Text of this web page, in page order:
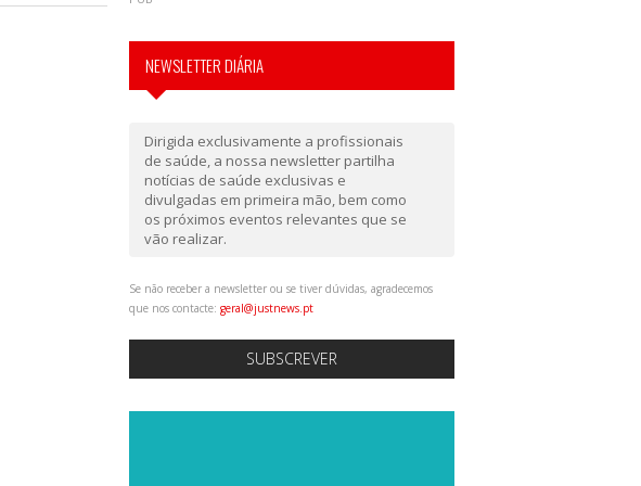
NEWSLETTER DIÁRIA
Dirigida exclusivamente a profissionais
de saúde, a nossa newsletter partilha
notícias de saúde exclusivas e
divulgadas em primeira mão, bem como
os próximos eventos relevantes que se
vão realizar.
Se não receber a newsletter ou se tiver dúvidas, agradecemos
que nos contacte: geral@justnews.pt
SUBSCREVER